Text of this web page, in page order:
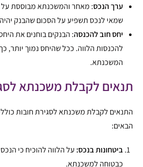
ערך הנכס: מאחר והמשכנתא מבוססת
שמאי לנכס תשפיע על הסכום שהבנק יהיה
יחס חוב להכנסה: הבנקים בוחנים את
להכנסות הלווה. ככל שהיחס נמוך יותר,
המשכנתא.
תנאים לקבלת משכנתא
התנאים לקבלת משכנתא לסגירת חובות
הבאים:
ביטחונות בנכס: על הלווה להוכיח כי
כבטוחה למשכנתא.